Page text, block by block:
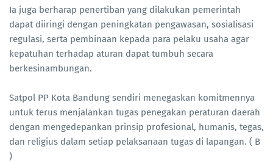
Ia juga berharap penertiban yang dilakukan pemerintah
dapat diiringi dengan peningkatan pengawasan, sosialisasi
regulasi, serta pembinaan kepada para pelaku usaha agar
kepatuhan terhadap aturan dapat tumbuh secara
berkesinambungan.
Satpol PP Kota Bandung sendiri menegaskan komitmennya
untuk terus menjalankan tugas penegakan peraturan daerah
dengan mengedepankan prinsip profesional, humanis, tegas,
dan religius dalam setiap pelaksanaan tugas di lapangan. ( B
)